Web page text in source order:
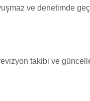
ve denetimde
takibi ve